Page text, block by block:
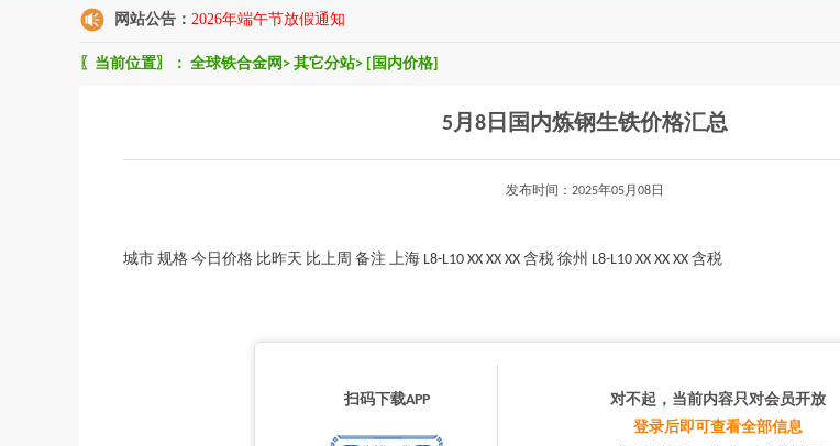
网站公告： 2026年端午节放假通知
〖当前位置〗： 全球铁合金网 > 其它分站> [国内价格]
5月8日国内炼钢生铁价格汇总
发布时间：2025年05月08日
城市 规格 今日价格 比昨天 比上周 备注 上海 L8-L10 XX XX XX 含税 徐州 L8-L10 XX XX XX 含税
扫码下载APP
对不起，当前内容只对会员开放
登录后即可查看全部信息